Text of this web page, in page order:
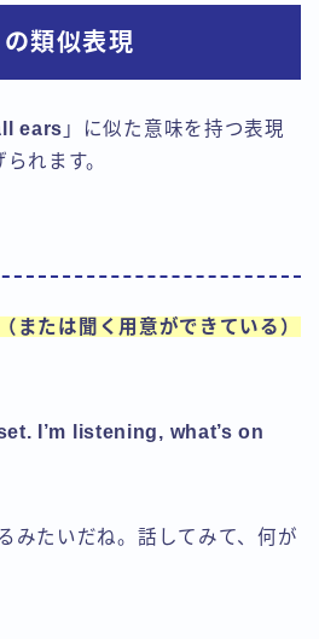
類似表現
ears 」に似た意味を持つ表現
れます。
または聞く用意ができている）
I’m listening, what’s on
みたいだね。話してみて、何が